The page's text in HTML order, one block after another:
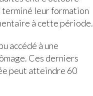
terminé leur formation
à cette période.
accédé à une
Ces derniers
peut atteindre 60